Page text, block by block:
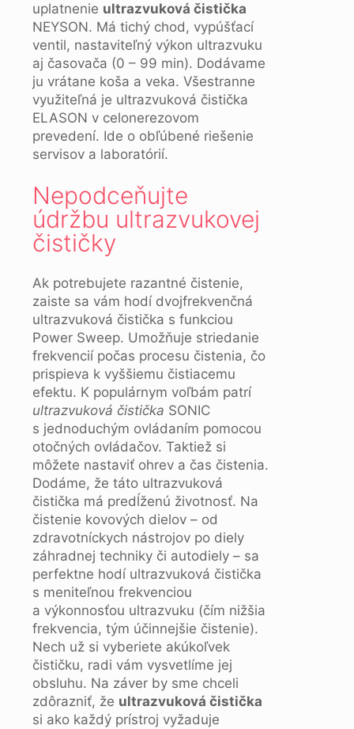
uplatnenie ultrazvuková čistička
NEYSON. Má tichý chod, vypúšťací
ventil, nastaviteľný výkon ultrazvuku
aj časovača (0 – 99 min). Dodávame
ju vrátane koša a veka. Všestranne
využiteľná je ultrazvuková čistička
ELASON v celonerezovom
prevedení. Ide o obľúbené riešenie
servisov a laboratórií.
Nepodceňujte
údržbu ultrazvukovej
čističky
Ak potrebujete razantné čistenie,
zaiste sa vám hodí dvojfrekvenčná
ultrazvuková čistička s funkciou
Power Sweep. Umožňuje striedanie
frekvencií počas procesu čistenia, čo
prispieva k vyššiemu čistiacemu
efektu. K populárnym voľbám patrí
ultrazvuková čistička SONIC
s jednoduchým ovládaním pomocou
otočných ovládačov. Taktiež si
môžete nastaviť ohrev a čas čistenia.
Dodáme, že táto ultrazvuková
čistička má predĺženú životnosť. Na
čistenie kovových dielov – od
zdravotníckych nástrojov po diely
záhradnej techniky či autodiely – sa
perfektne hodí ultrazvuková čistička
s meniteľnou frekvenciou
a výkonnosťou ultrazvuku (čím nižšia
frekvencia, tým účinnejšie čistenie).
Nech už si vyberiete akúkoľvek
čističku, radi vám vysvetlíme jej
obsluhu. Na záver by sme chceli
zdôrazniť, že ultrazvuková čistička
si ako každý prístroj vyžaduje